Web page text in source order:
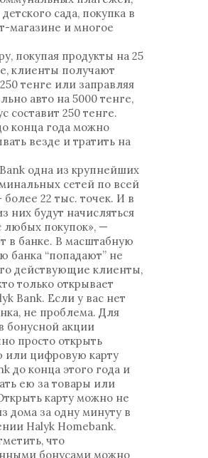
сада, покупка в
магазине и многое
покупая продукты на 25
клиенты получают
тенге или заправляя
авто на 5000 тенге,
составит 250 тенге.
конца года можно
везде и тратить на
одна из крупнейших
сетей по всей
более 22 тыс. точек. И в
них будут начисляться
любых покупок», —
в банке. В масштабную
банка “попадают” не
действующие клиенты,
только открывает
Bank. Если у вас нет
не проблема. Для
бонусной акции
просто открыть
или цифровую карту
до конца этого года и
ею за товары или
карту можно не
дома за одну минуту в
Halyk Homebank.
что
бонусами можно